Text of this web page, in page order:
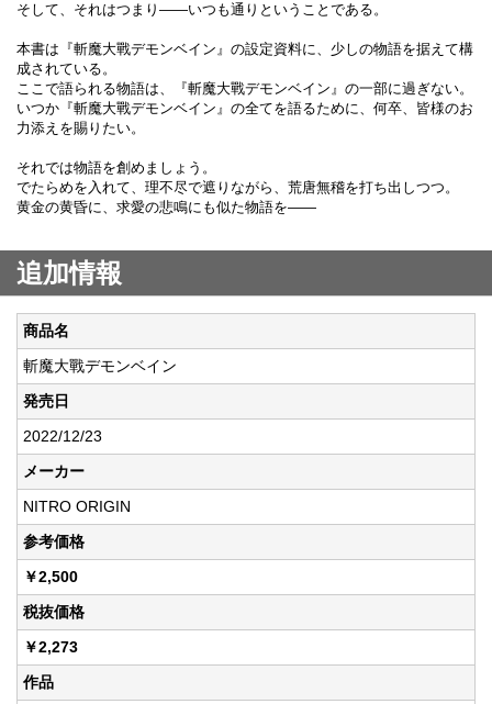
そして、それはつまり――いつも通りということである。
本書は『斬魔大戰デモンベイン』の設定資料に、少しの物語を据えて構
成されている。
ここで語られる物語は、『斬魔大戰デモンベイン』の一部に過ぎない。
いつか『斬魔大戰デモンベイン』の全てを語るために、何卒、皆様のお
力添えを賜りたい。
それでは物語を創めましょう。
でたらめを入れて、理不尽で遮りながら、荒唐無稽を打ち出しつつ。
黄金の黄昏に、求愛の悲鳴にも似た物語を――
追加情報
商品名
斬魔大戰デモンベイン
発売日
2022/12/23
メーカー
NITRO ORIGIN
参考価格
￥2,500
税抜価格
￥2,273
作品